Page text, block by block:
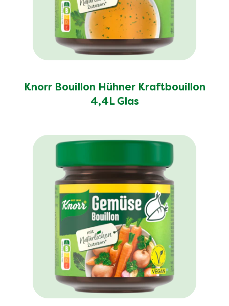
Knorr Bouillon Hühner Kraftbouillon
4,4L Glas